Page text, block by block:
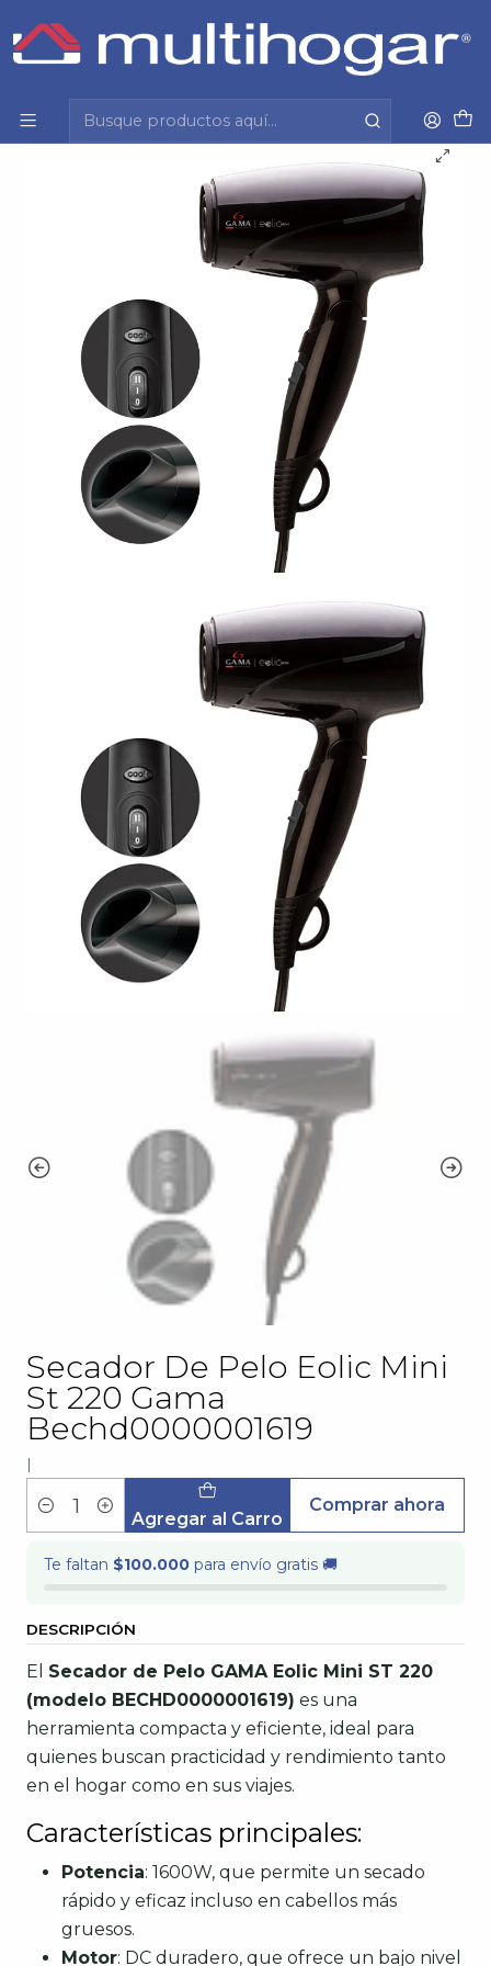
Inicio Tecnología y cuidado personal
Secadora de pelo
Secador De Pelo Eolic Mini St 220 Gama
Bechd0000001619
Secador De Pelo Eolic Mini
St 220 Gama
Bechd0000001619
|
Cantidad Agregar al Carro
Comprar ahora
Te faltan $100.000 para envío gratis 🚚
DESCRIPCIÓN
El Secador de Pelo GAMA Eolic Mini ST 220
(modelo BECHD0000001619) es una
herramienta compacta y eficiente, ideal para
quienes buscan practicidad y rendimiento tanto
en el hogar como en sus viajes.​
Características principales:
Potencia: 1600W, que permite un secado
rápido y eficaz incluso en cabellos más
gruesos.
Motor: DC duradero, que ofrece un bajo nivel